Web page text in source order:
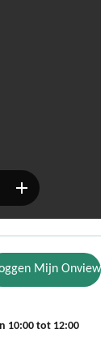
Mijn Onview
10:00 tot 12:00